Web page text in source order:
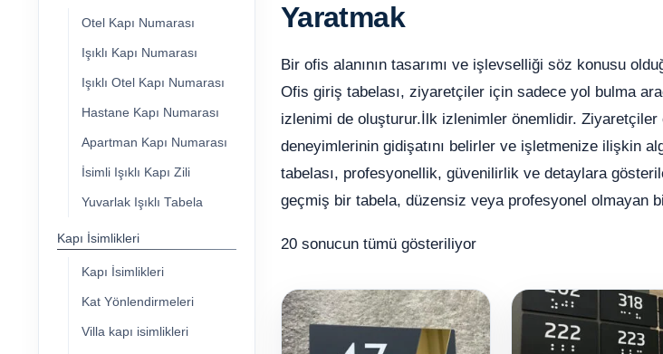
Otel Kapı Numarası
Işıklı Kapı Numarası
Işıklı Otel Kapı Numarası
Hastane Kapı Numarası
Apartman Kapı Numarası
İsimli Işıklı Kapı Zili
Yuvarlak Işıklı Tabela
Kapı İsimlikleri
Kapı İsimlikleri
Kat Yönlendirmeleri
Villa kapı isimlikleri
Yaratmak
Bir ofis alanının tasarımı ve işlevselliği söz konusu
Ofis giriş tabelası, ziyaretçiler için sadece yol bulma
izlenimi de oluşturur.İlk izlenimler önemlidir.
deneyimlerinin gidişatını belirler ve işletmenize ilişkin
tabelası, profesyonellik, güvenilirlik ve detaylara
geçmiş bir tabela, düzensiz veya profesyonel olmayan
20 sonucun tümü gösteriliyor